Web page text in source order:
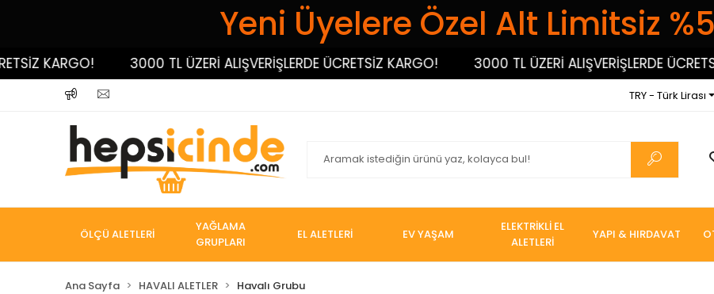
Yeni Üyelere Özel Alt Limitsiz
KARGO! 3000 TL ÜZERİ ALIŞVERİŞLERDE ÜCRETSİZ KARGO! 3000 TL ÜZERİ ALIŞVERİŞLERDE
TRY - Türk Lirası
ÖLÇÜ ALETLERİ
YAĞLAMA
GRUPLARI
EL ALETLERİ EV YAŞAM
ELEKTRİKLİ EL
ALETLERİ
YAPI & HIRDAVAT
Ana Sayfa HAVALI ALETLER Havalı Grubu